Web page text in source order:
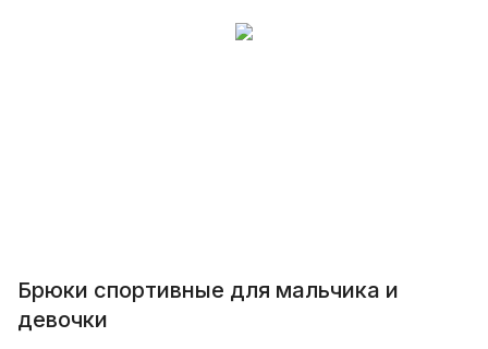
Брюки спортивные для мальчика и
девочки